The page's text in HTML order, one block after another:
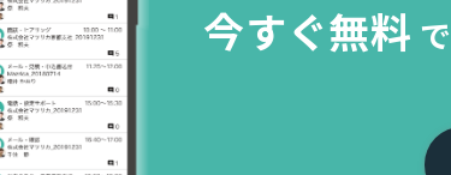
今すぐ無料 で